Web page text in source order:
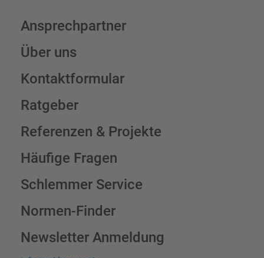
Ansprechpartner
Über uns
Kontaktformular
Ratgeber
Referenzen & Projekte
Häufige Fragen
Schlemmer Service
Normen-Finder
Newsletter Anmeldung